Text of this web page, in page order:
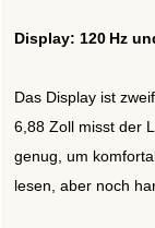
Display: 120 Hz
Das Display ist
6,88 Zoll misst der
genug, um
lesen, aber noch